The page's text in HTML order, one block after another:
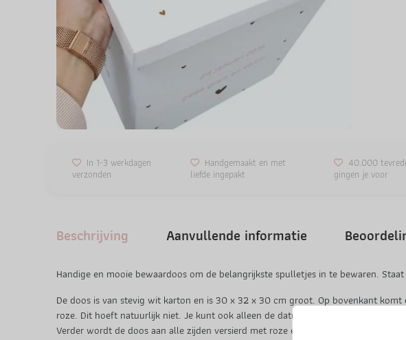
In 1-3 werkdagen
verzonden
Handgemaakt en met
liefde ingepakt
40.000
gingen je voor
Beschrijving Aanvullende informatie
Handige en mooie bewaardoos om de belangrijkste spulletjes in te bewaren.
De doos is van stevig wit karton en is 30 x 32 x 30 cm groot. Op bovenkant
roze. Dit hoeft natuurlijk niet. Je kunt ook alleen de datum of naam doorgeven.
Verder wordt de doos aan alle zijden versierd met roze en gouden hartjes.